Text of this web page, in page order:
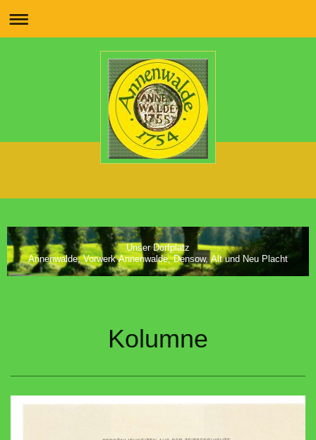
Unser Dorfplatz
Annenwalde, Vorwerk Annenwalde, Densow, Alt und Neu Placht
Kolumne